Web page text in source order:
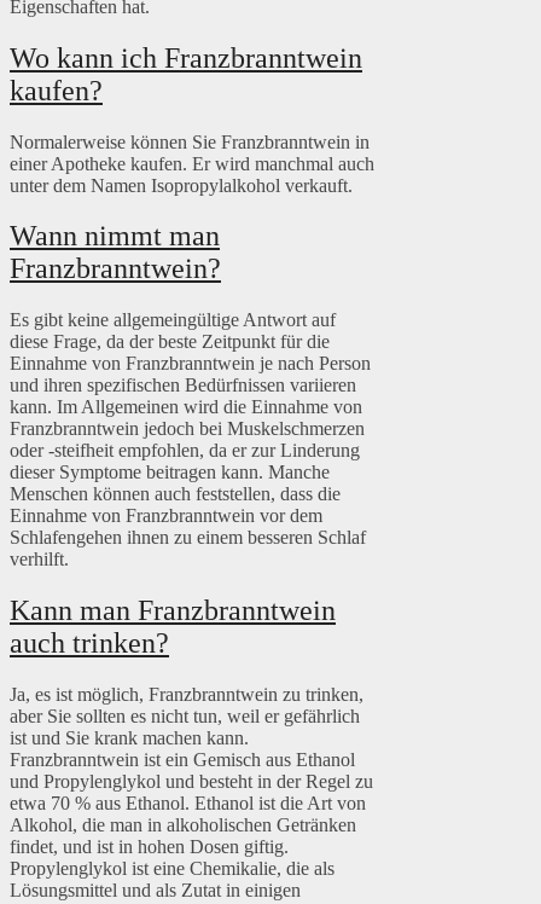
Eigenschaften hat.
Wo kann ich Franzbranntwein
kaufen?
Normalerweise können Sie Franzbranntwein in
einer Apotheke kaufen. Er wird manchmal auch
unter dem Namen Isopropylalkohol verkauft.
Wann nimmt man
Franzbranntwein?
Es gibt keine allgemeingültige Antwort auf
diese Frage, da der beste Zeitpunkt für die
Einnahme von Franzbranntwein je nach Person
und ihren spezifischen Bedürfnissen variieren
kann. Im Allgemeinen wird die Einnahme von
Franzbranntwein jedoch bei Muskelschmerzen
oder -steifheit empfohlen, da er zur Linderung
dieser Symptome beitragen kann. Manche
Menschen können auch feststellen, dass die
Einnahme von Franzbranntwein vor dem
Schlafengehen ihnen zu einem besseren Schlaf
verhilft.
Kann man Franzbranntwein
auch trinken?
Ja, es ist möglich, Franzbranntwein zu trinken,
aber Sie sollten es nicht tun, weil er gefährlich
ist und Sie krank machen kann.
Franzbranntwein ist ein Gemisch aus Ethanol
und Propylenglykol und besteht in der Regel zu
etwa 70 % aus Ethanol. Ethanol ist die Art von
Alkohol, die man in alkoholischen Getränken
findet, und ist in hohen Dosen giftig.
Propylenglykol ist eine Chemikalie, die als
Lösungsmittel und als Zutat in einigen